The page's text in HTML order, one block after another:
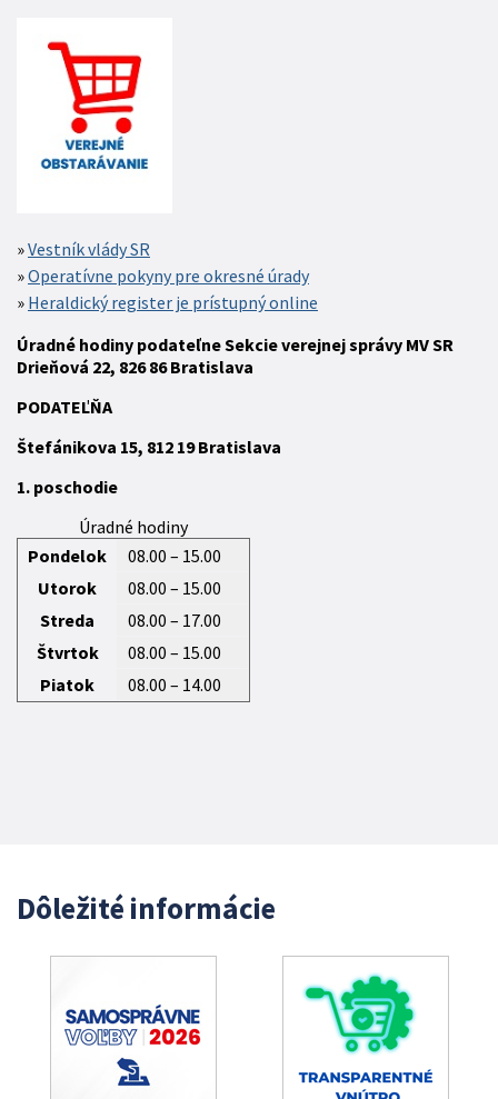
Vestník vlády SR
Operatívne pokyny pre okresné úrady
Heraldický register je prístupný online
Úradné hodiny podateľne Sekcie verejnej správy MV SR
Drieňová 22, 826 86 Bratislava
PODATEĽŇA
Štefánikova 15, 812 19Bratislava
1. poschodie
Úradné hodiny
Pondelok
08.00 – 15.00
Utorok
08.00 – 15.00
Streda
08.00 – 17.00
Štvrtok
08.00 – 15.00
Piatok
08.00 – 14.00
Dôležité informácie